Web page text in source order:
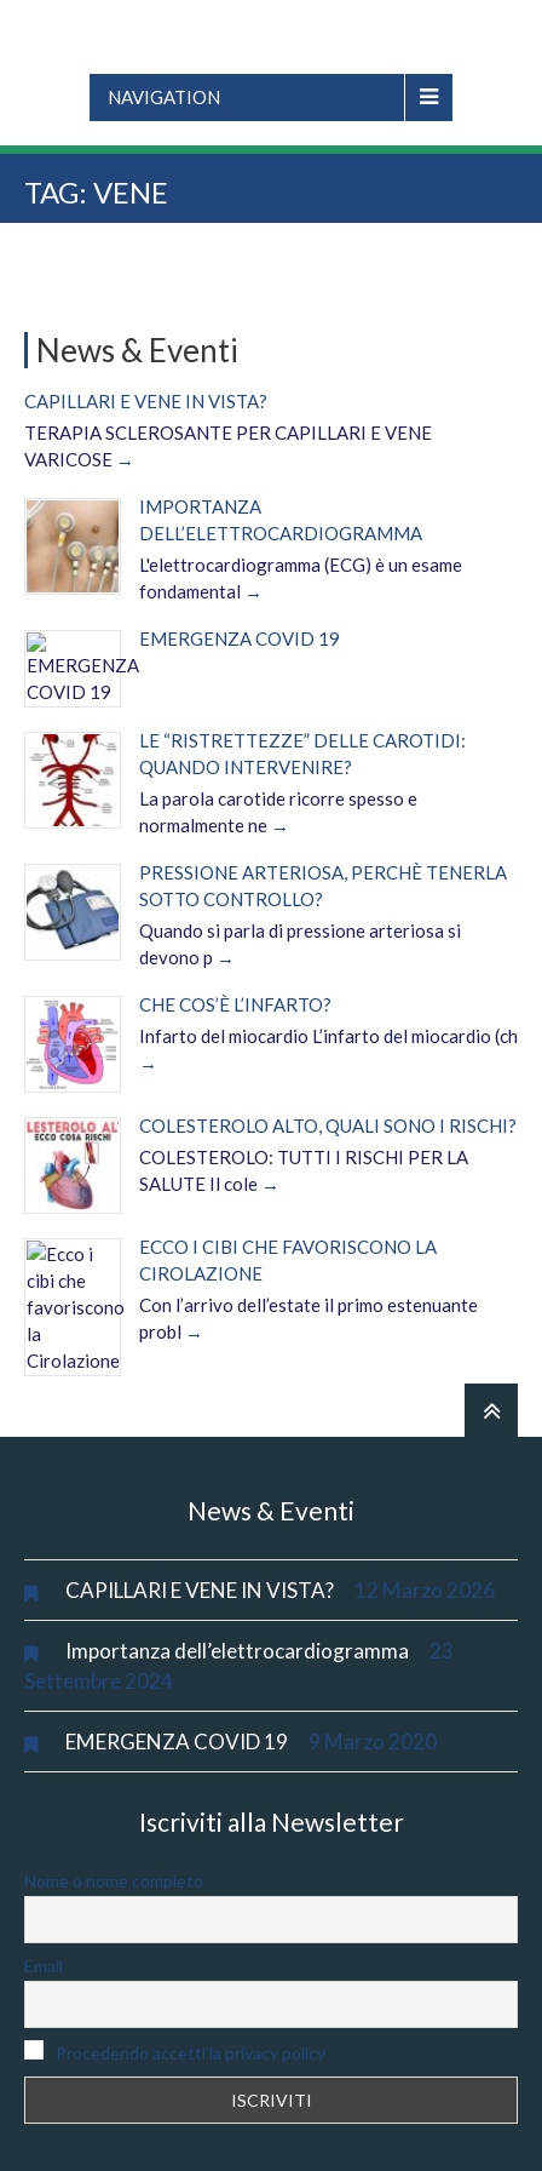
NAVIGATION
TAG: VENE
News & Eventi
CAPILLARI E VENE IN VISTA?
TERAPIA SCLEROSANTE PER CAPILLARI E VENE
VARICOSE
IMPORTANZA
DELL’ELETTROCARDIOGRAMMA
L'elettrocardiogramma (ECG) è un esame
fondamental
EMERGENZA COVID 19
LE “RISTRETTEZZE” DELLE CAROTIDI:
QUANDO INTERVENIRE?
La parola carotide ricorre spesso e
normalmente ne
PRESSIONE ARTERIOSA, PERCHÈ TENERLA
SOTTO CONTROLLO?
Quando si parla di pressione arteriosa si
devono p
CHE COS’È L’INFARTO?
Infarto del miocardio L’infarto del miocardio (ch
COLESTEROLO ALTO, QUALI SONO I RISCHI?
COLESTEROLO: TUTTI I RISCHI PER LA
SALUTE Il cole
ECCO I CIBI CHE FAVORISCONO LA
CIROLAZIONE
Con l’arrivo dell’estate il primo estenuante
probl
News & Eventi
CAPILLARI E VENE IN VISTA? 12 Marzo 2026
Importanza dell’elettrocardiogramma
23
Settembre 2024
EMERGENZA COVID 19 9 Marzo 2020
Iscriviti alla Newsletter
Nome o nome completo
Email
Procedendo accetti la privacy policy